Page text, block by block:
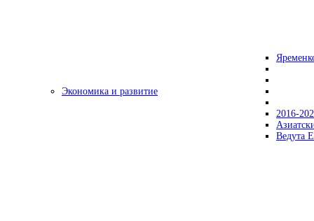
Экономика и развитие
2016-
Ведута